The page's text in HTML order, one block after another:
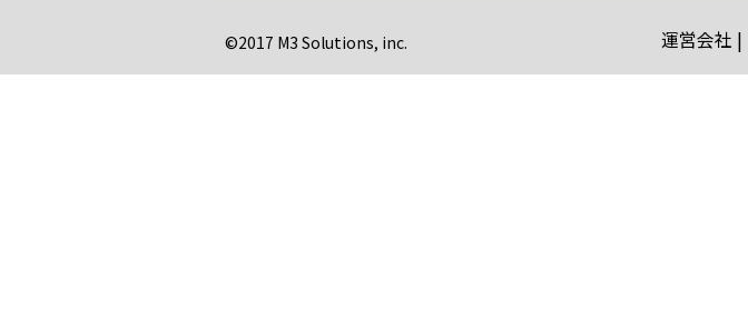
運営会社
©2017 M3 Solutions, inc.